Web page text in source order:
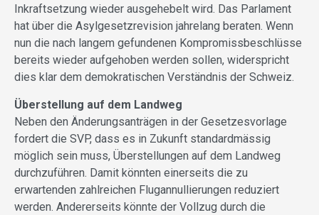
Inkraftsetzung wieder ausgehebelt wird. Das Parlament
hat über die Asylgesetzrevision jahrelang beraten. Wenn
nun die nach langem gefundenen Kompromissbeschlüsse
bereits wieder aufgehoben werden sollen, widerspricht
dies klar dem demokratischen Verständnis der Schweiz.
Überstellung auf dem Landweg
Neben den Änderungsanträgen in der Gesetzesvorlage
fordert die SVP, dass es in Zukunft standardmässig
möglich sein muss, Überstellungen auf dem Landweg
durchzuführen. Damit könnten einerseits die zu
erwartenden zahlreichen Flugannullierungen reduziert
werden. Andererseits könnte der Vollzug durch die